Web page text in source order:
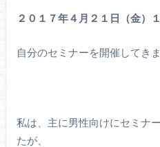
２０１７年４月２１日（金）
自分のセミナーを開催してきま
私は、主に男性向けにセミナ
たが、